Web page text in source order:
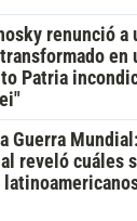
renunció a
en
Patria
Guerra
reveló cuáles